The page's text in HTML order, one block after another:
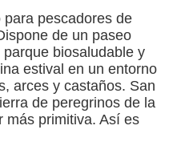
pescadores de
de un paseo
biosaludable y
estival en un entorno
arces y castaños. San
de peregrinos de la
más primitiva. Así es